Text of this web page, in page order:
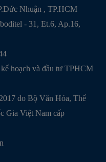
Nhuận , TP.HCM
- 31, Et.6, Ap.16,
hoạch và đầu tư TPHCM
do Bộ Văn Hóa, Thể
Gia Việt Nam cấp